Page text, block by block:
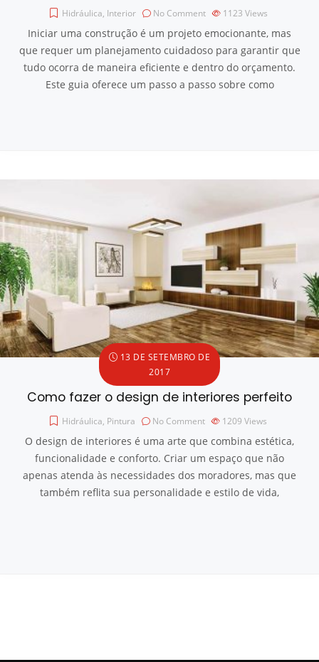
Hidráulica, Interior No Comment 1123 Views
Iniciar uma construção é um projeto emocionante, mas
que requer um planejamento cuidadoso para garantir que
tudo ocorra de maneira eficiente e dentro do orçamento.
Este guia oferece um passo a passo sobre como
13 DE SETEMBRO DE
2017
Como fazer o design de interiores perfeito
Hidráulica, Pintura No Comment 1209 Views
O design de interiores é uma arte que combina estética,
funcionalidade e conforto. Criar um espaço que não
apenas atenda às necessidades dos moradores, mas que
também reflita sua personalidade e estilo de vida,